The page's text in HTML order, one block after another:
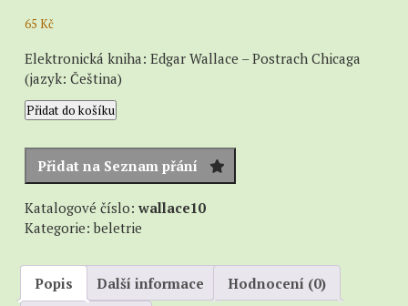
65 Kč
Elektronická kniha: Edgar Wallace – Postrach Chicaga
(jazyk: Čeština)
Postrach
Chicaga
Přidat do košíku
Přidat na Seznam přání
Katalogové číslo: wallace10
Kategorie:beletrie
Popis Další informace
Hodnocení (0)